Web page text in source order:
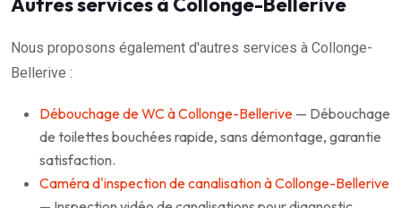
Nous proposons également d'autres services à Collonge-
Bellerive :
Débouchage de WC à Collonge-Bellerive — Débouchage
de toilettes bouchées rapide, sans démontage, garantie
satisfaction.
Caméra d'inspection de canalisation à Collonge-Bellerive